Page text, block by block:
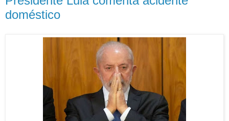
doméstico